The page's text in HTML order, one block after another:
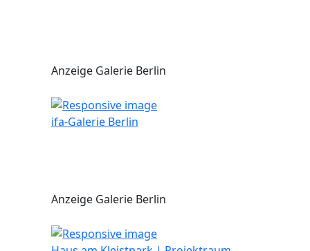
Anzeige Galerie Berlin
ifa-Galerie Berlin
Anzeige Galerie Berlin